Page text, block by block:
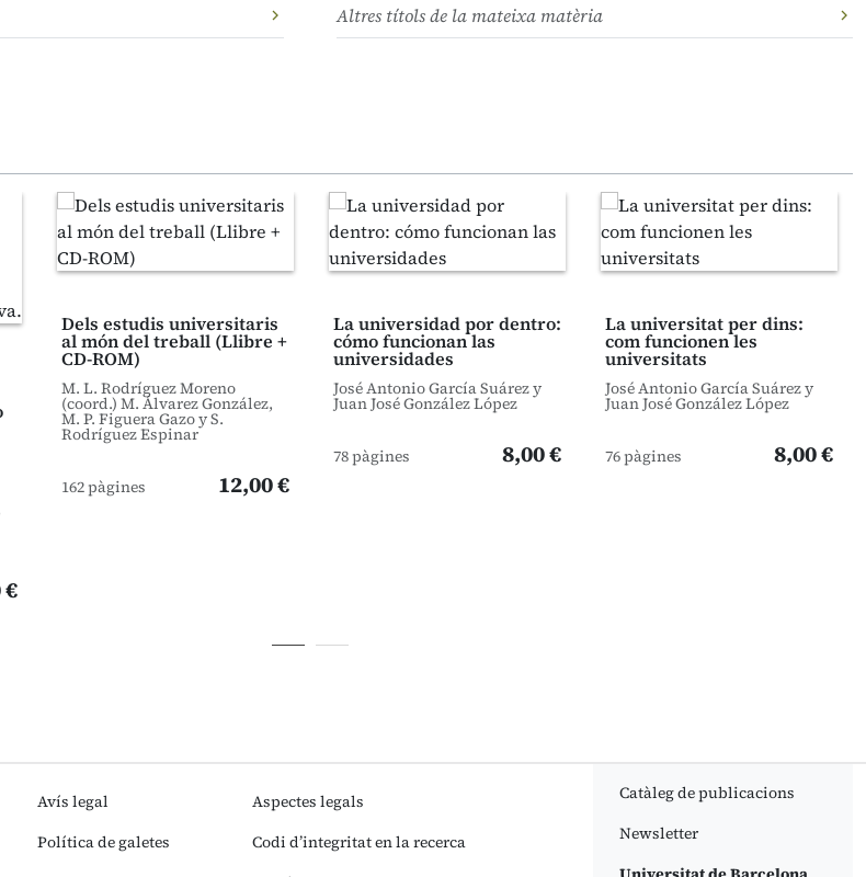
Altres títols de la mateixa matèria
€
Dels estudis universitaris
al món del treball (Llibre +
CD-ROM)
M. L. Rodríguez Moreno
(coord.) M. Álvarez González,
M. P. Figuera Gazo y S.
Rodríguez Espinar
162 pàgines 12,00 €
La universidad por dentro:
cómo funcionan las
universidades
José Antonio García Suárez y
Juan José González López
78 pàgines 8,00 €
La universitat per dins:
com funcionen les
universitats
José Antonio García Suárez y
Juan José González López
76 pàgines 8,00 €
Avís legal
Política de galetes
Aspectes legals
Codi d’integritat en la recerca
Catàleg de publicacions
Newsletter